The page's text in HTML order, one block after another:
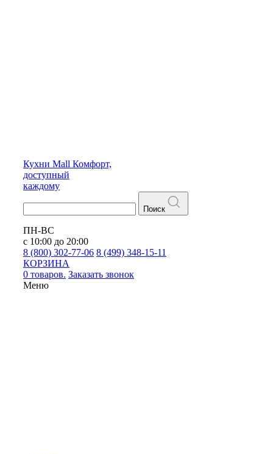
Кухни Mall Комфорт,
доступный
каждому
Поиск
ПН-ВС
с 10:00 до 20:00
8 (800) 302-77-06 8 (499) 348-15-11
КОРЗИНА
0 товаров. Заказать звонок
Меню